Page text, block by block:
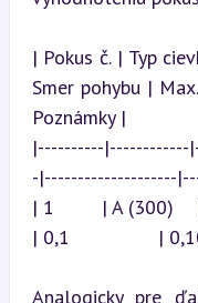
| Pokus č. | Typ
Smer pohybu |
Poznámky |
|----------|------------
-|--------------------
| 1        | A (300)
| 0,1                |
Analogicky pre